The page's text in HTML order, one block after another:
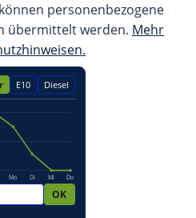
personenbezogene
übermittelt werden. Mehr